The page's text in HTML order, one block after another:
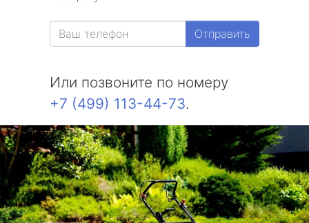
Отправить
Или позвоните по номеру
+7 (499) 113-44-73.